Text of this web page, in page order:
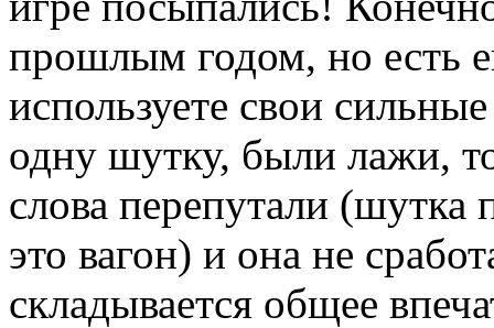
прошлым годом, но есть
используете свои
одну шутку, были лажи,
слова перепутали (шутка
это вагон) и она не
складывается общее